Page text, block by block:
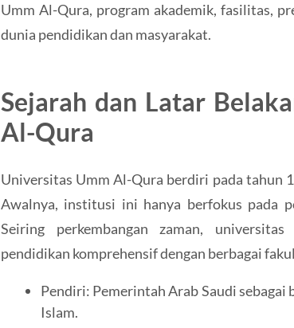
Umm Al-Qura, program akademik, fasilitas,
dunia pendidikan dan masyarakat.
Sejarah dan Latar
Al-Qura
Universitas Umm Al-Qura berdiri pada tahun
Awalnya, institusi ini hanya berfokus pada
Seiring perkembangan zaman,
pendidikan komprehensif dengan berbagai
Pendiri: Pemerintah Arab Saudi sebagai
Islam.